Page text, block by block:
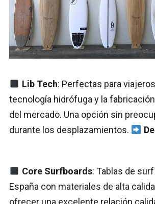
Lib Tech: Perfectas para
tecnología hidrófuga y la
del mercado. Una opción sin
durante los desplazamientos.
Core Surfboards: Tablas de
España con materiales de alta
ofrecer una excelente relación